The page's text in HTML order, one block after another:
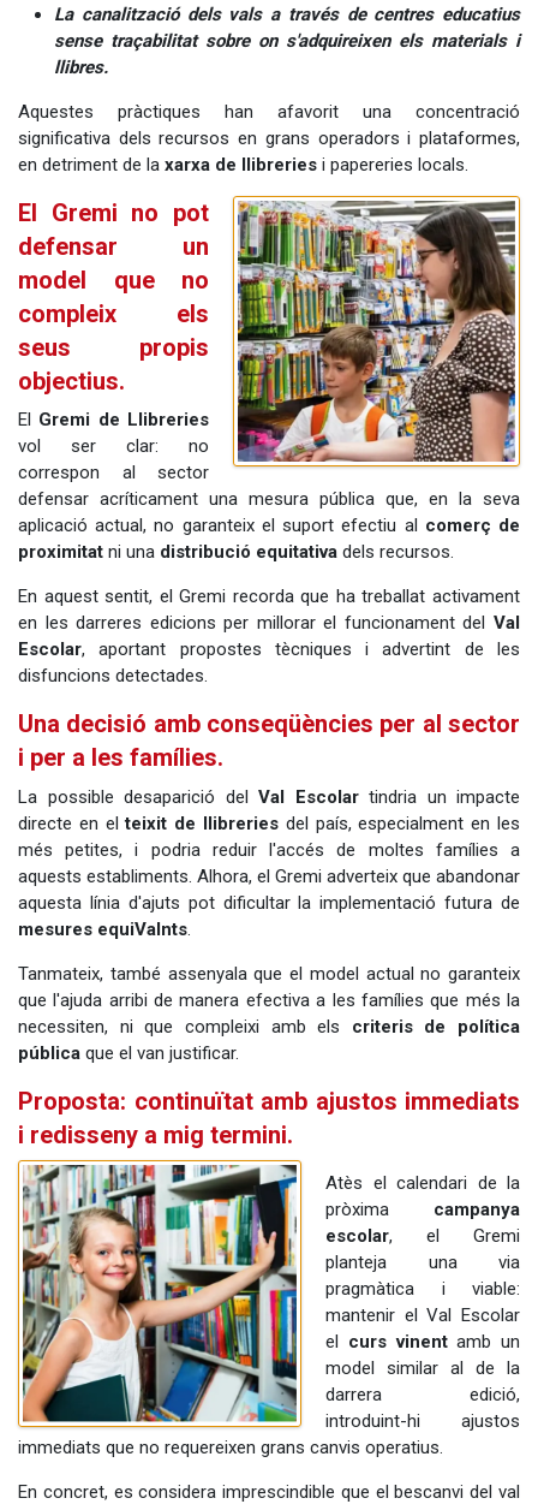
La canalització dels vals a través de centres educatius
sense traçabilitat sobre on s'adquireixen els materials i
llibres.
Aquestes pràctiques han afavorit una concentració
significativa dels recursos en grans operadors i plataformes,
en detriment de la xarxa de llibreries i papereries locals.
El Gremi no pot
defensar un
model que no
compleix els
seus propis
objectius.
El Gremi de Llibreries
vol ser clar: no
correspon al sector
defensar acríticament una mesura pública que, en la seva
aplicació actual, no garanteix el suport efectiu al comerç de
proximitat ni una distribució equitativa dels recursos.
En aquest sentit, el Gremi recorda que ha treballat activament
en les darreres edicions per millorar el funcionament del Val
Escolar, aportant propostes tècniques i advertint de les
disfuncions detectades.
Una decisió amb conseqüències per al sector
i per a les famílies.
La possible desaparició del Val Escolartindria un impacte
directe en elteixit de llibreries del país, especialment en les
més petites, i podria reduir l'accés de moltes famílies a
aquests establiments. Alhora, el Gremi adverteix que abandonar
aquesta línia d'ajuts pot dificultar la implementació futura de
mesures equiValnts.
Tanmateix, també assenyala que el model actual no garanteix
que l'ajuda arribi de manera efectiva a les famílies que més la
necessiten, ni que compleixi amb els criteris de política
pública que el van justificar.
Proposta: continuïtat amb ajustos immediats
i redisseny a mig termini.
Atès el calendari de la
pròxima campanya
escolar, el Gremi
planteja una via
pragmàtica i viable:
mantenir el Val Escolar
el curs vinentamb un
model similar al de la
darrera edició,
introduint-hi ajustos
immediats que no requereixen grans canvis operatius.
En concret, es considera imprescindible que el bescanvi del val